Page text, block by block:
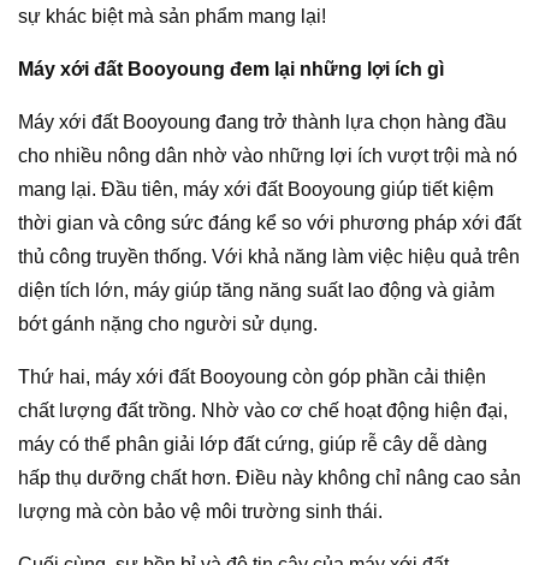
sự khác biệt mà sản phẩm mang lại!
Máy xới đất Booyoung đem lại những lợi ích gì
Máy xới đất Booyoung đang trở thành lựa chọn hàng đầu
cho nhiều nông dân nhờ vào những lợi ích vượt trội mà nó
mang lại. Đầu tiên, máy xới đất Booyoung giúp tiết kiệm
thời gian và công sức đáng kể so với phương pháp xới đất
thủ công truyền thống. Với khả năng làm việc hiệu quả trên
diện tích lớn, máy giúp tăng năng suất lao động và giảm
bớt gánh nặng cho người sử dụng.
Thứ hai, máy xới đất Booyoung còn góp phần cải thiện
chất lượng đất trồng. Nhờ vào cơ chế hoạt động hiện đại,
máy có thể phân giải lớp đất cứng, giúp rễ cây dễ dàng
hấp thụ dưỡng chất hơn. Điều này không chỉ nâng cao sản
lượng mà còn bảo vệ môi trường sinh thái.